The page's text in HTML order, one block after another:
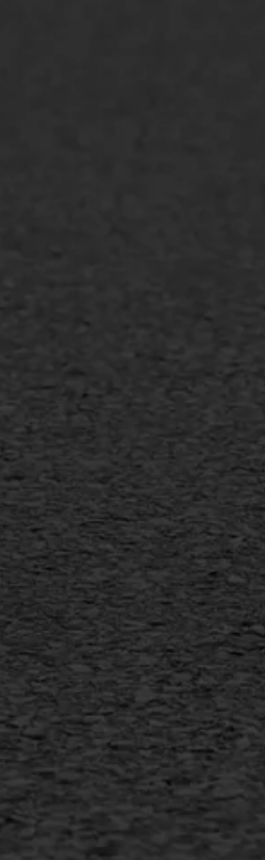
Gietasfalt reparatie
Scheurreparatie
Flexigoot
Vertical seal
Vlakslijpen
Vorstschade
AWS ASFALTWERKEN
+31 493 842 840
info@asfaltwerken.nl
MEER INFORMATIE
Inschrijven nieuwsbrief
Duurzaam ondernemen